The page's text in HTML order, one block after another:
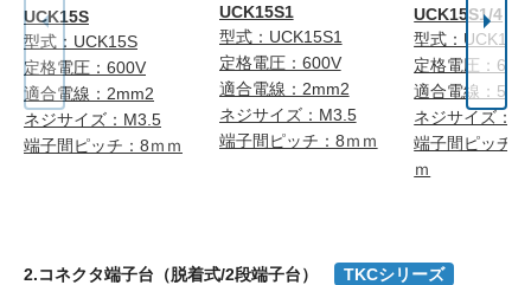
UCK15S
型式：UCK15S
定格電圧：600V
適合電線：2mm2
ネジサイズ：M3.5
端子間ピッチ：8ｍｍ
UCK15S1
型式：UCK15S1
定格電圧：600V
適合電線：2mm2
ネジサイズ：M3.5
端子間ピッチ：8ｍｍ
UCK15S1/4
型式：
定格電圧：
適合電線：
ネジサイズ：
端子間ピッチ
ｍ
2.コネクタ端子台（脱着式/2段端子台） TKCシリーズ